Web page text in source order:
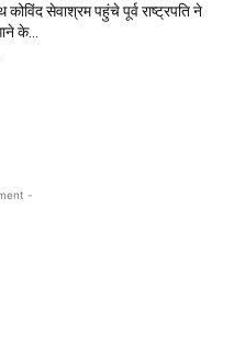
कोविंद सेवाश्रम पहुंचे पूर्व राष्ट्रपति ने
के...
-